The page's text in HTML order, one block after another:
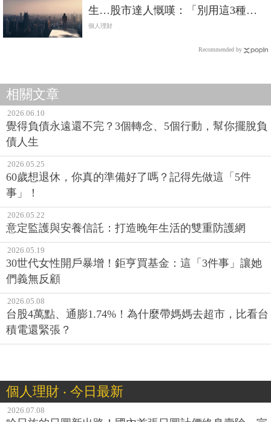
生…股市達人慨嘆：「別用這3種方
式做股票！」
個人理財
Recommended by
相關文章
2026.06.10
覺得負債永遠還不完？3個轉念、5個行動，幫你擺脫負
債人生
2026.05.25
60歲想退休，你真的準備好了嗎？記得先做這「5件
事」！
2026.05.22
意定監護與安養信託：打造晚年生活的雙重防護網
2026.05.19
30世代女性開戶暴增！鉅亨買基金：這「3件事」讓她
們義無反顧
2026.05.08
台股4萬點、通膨1.74%！為什麼帶媽媽去超市，比看台
積電還緊張？
個人理財 ‧ 今日最新
2026.07.08